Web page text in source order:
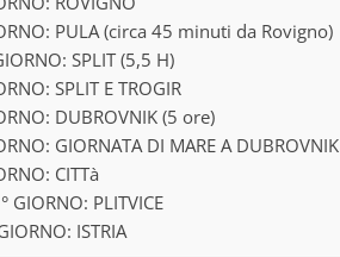
PULA (circa 45 minuti da Rovigno)
SPLIT (5,5 H)
SPLIT E TROGIR
DUBROVNIK (5 ore)
GIORNATA DI MARE A DUBROVNIK
CITTà
GIORNO: PLITVICE
ISTRIA